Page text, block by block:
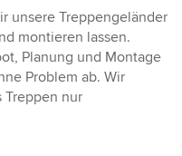
unsere Treppengeländer
montieren lassen.
Planung und Montage
Problem ab. Wir
Treppen nur